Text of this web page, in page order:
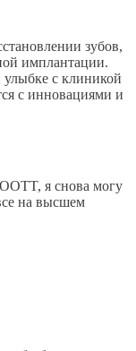
зубов,
имплантации.
улыбке с клиникой
с инновациями и
я снова могу
на высшем